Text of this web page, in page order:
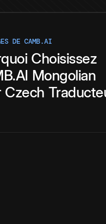
DE CAMB.AI
Choisissez
Mongolian
Czech